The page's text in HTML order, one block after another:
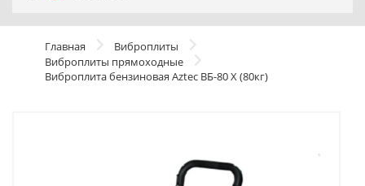
Главная
Виброплиты
Виброплиты прямоходные
Виброплита бензиновая Aztec ВБ-80 Х (80кг)